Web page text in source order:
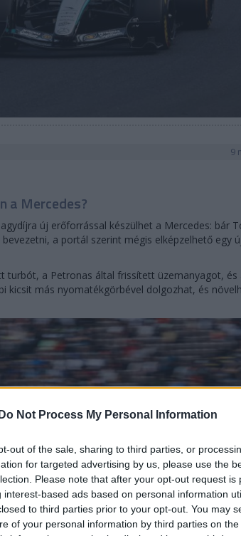
Do Not Process My Personal Information
out of the sale, sharing to third parties, or
for targeted advertising by us, please use the
Please note that after your opt-out request is
interest-based ads based on personal information
to third parties prior to your opt-out. You may
of your personal information by third parties on the
9
a Mercedes?
új erőforrással készülhet a Mercedes: bár
a portál szerint mégis elképzelhető egy
turbót, a Petronas által frissített üzemanyagot, és
más nyomatékgörbével dolgozhat, és